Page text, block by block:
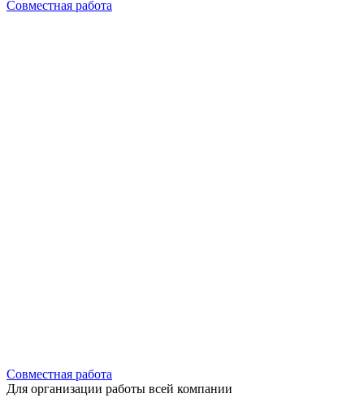
Совместная работа
Совместная работа
Для организации работы всей компании